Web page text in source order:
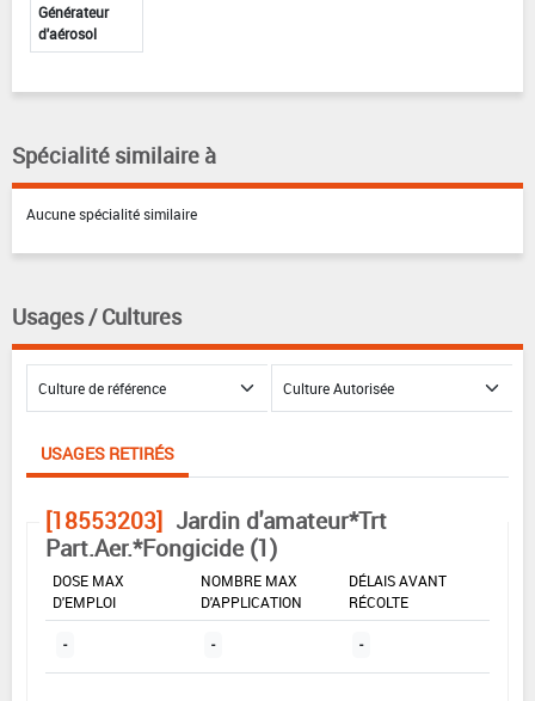
Générateur
d'aérosol
Spécialité similaire à
Aucune spécialité similaire
Usages / Cultures
USAGES RETIRÉS
[18553203] Jardin d'amateur*Trt
Part.Aer.*Fongicide (1)
DOSE MAX
D'EMPLOI
NOMBRE MAX
D'APPLICATION
DÉLAIS AVANT
RÉCOLTE
- - -